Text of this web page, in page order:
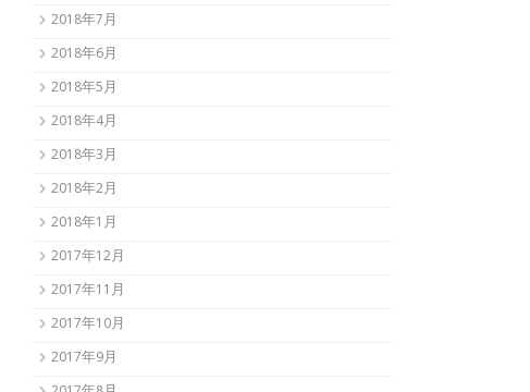
2018年7月
2018年6月
2018年5月
2018年4月
2018年3月
2018年2月
2018年1月
2017年12月
2017年11月
2017年10月
2017年9月